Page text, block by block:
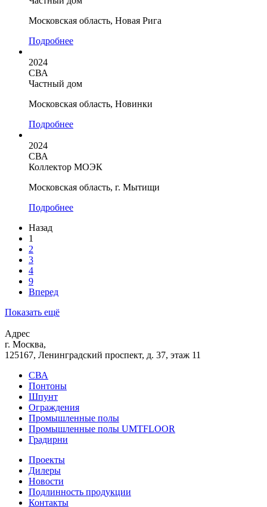
Московская область, Новая Рига
Подробнее
2024
СВА
Частный дом
Московская область, Новинки
Подробнее
2024
СВА
Коллектор МОЭК
Московская область, г. Мытищи
Подробнее
Назад
1
2
3
4
9
Вперед
Показать ещё
Адрес
г. Москва,
125167, Ленинградский проспект, д. 37, этаж 11
СВА
Понтоны
Шпунт
Ограждения
Промышленные полы
Промышленные полы UMTFLOOR
Градирни
Проекты
Дилеры
Новости
Подлинность продукции
Контакты